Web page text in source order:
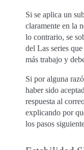
Si se aplica un
claramente en la
lo contrario, se
del Las series
más trabajo y
Si por alguna
haber sido
respuesta al
explicando por
los pasos